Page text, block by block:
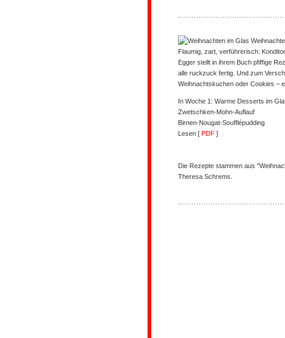
Flaumig, zart, verführerisch:
Egger stellt in ihrem Buch pfiffige
alle ruckzuck fertig. Und zum
Weihnachtskuchen oder Cookies –
In Woche 1: Warme Desserts im
Zwetschken-Mohn-Auflauf
Birnen-Nougat-Soufflépudding
Lesen [ PDF ]
Die Rezepte stammen aus
Theresa Schrems.